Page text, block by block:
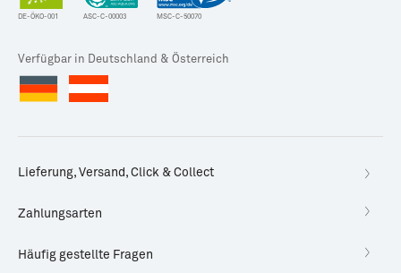
DE-ÖKO-001 ASC-C-00003 MSC-C-50070
Verfügbar in Deutschland & Österreich
Lieferung, Versand, Click & Collect
Zahlungsarten
Häufig gestellte Fragen